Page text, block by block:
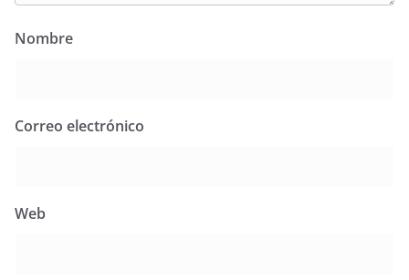
Nombre
Correo electrónico
Web